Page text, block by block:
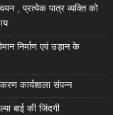
, प्रत्येक पात्र व्यक्ति को
निर्माण एवं उड़ान के
कार्यशाला संपन्न
बाई की जिंदगी